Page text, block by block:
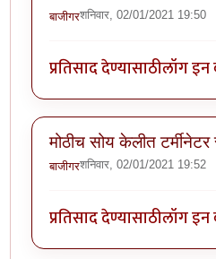
बाजीगरशनिवार, 02/01/2021 19:50
प्रतिसाद देण्यासाठीलॉग इन
मोठीच सोय केलीत टर्मीनेटर
बाजीगरशनिवार, 02/01/2021 19:52
प्रतिसाद देण्यासाठीलॉग इन